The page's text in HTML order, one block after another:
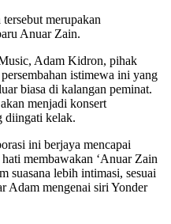
merupakan
Anuar Zain.
Adam Kidron, pihak
istimewa ini yang
biasa di kalangan peminat.
menjadi konsert
diingati kelak.
ini berjaya mencapai
membawakan ‘Anuar Zain
suasana lebih intimasi, sesuai
Adam mengenai siri Yonder